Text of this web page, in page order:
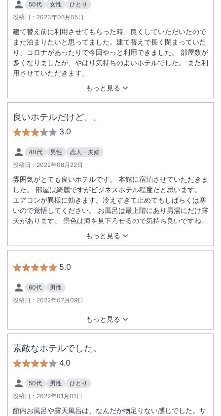
50代 女性
ひとり
投稿日： 2023年06月05日
もっと見る
建て替え前に利用させてもらった時、良くしていただいたので
また泊まりたいと思ってました。建て替えで長く閉まっていた
り、コロナがあったりで今回やっと利用できました。 部屋数が
多くなりましたが、やはり気持ちのよいホテルでした。 また利
用させていただきます。
良いホテルだけど、、
3.0
40代 男性
恋人・夫婦
投稿日： 2022年08月22日
もっと見る
雰囲気がとても良いホテルです。 本館に宿泊させていただきま
した。 部屋は綺麗ですがビジネスホテル程度だと思います。
エアコンが異様に効きます。冷えすぎて止めてもしばらくは寒
いので覚悟してください。 お風呂は最上階にあり男湯にだけ露
天があります。 景色は海を見下ろせるので気持ち良いですね。
右に顔を向けると遠くにおじさんが望めます。 朝食はバイキン
グを選びましたが、受付前には列ができてました。通された席
が正方形のこぢんまりとした席。 カフェなら致し方ないと思う
けど、２人でこの席は正直狭かった。 他に多数、席は空いてい
たが、ここに通されたのは不満だった。 なんせ物が置けない。
空いた食器を置けない。 落ち着かないから早々に退場。 会場
が狭いから回転率上げるのは大事だが、朝食売りにしているの
であれば、もう少しゆっくり楽しみたかった。 メニューは、売
5.0
60代
男性
投稿日： 2022年07月09日
もっと見る
素敵なホテルでした。
4.0
50代 男性
ひとり
投稿日： 2022年01月01日
館内お風呂や露天風呂は、なんだか物足りない感じでした。サ